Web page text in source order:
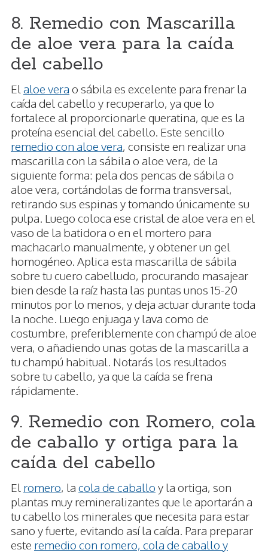
8. Remedio con Mascarilla
de aloe vera para la caída
del cabello
El aloe vera o sábila es excelente para frenar la
caída del cabello y recuperarlo, ya que lo
fortalece al proporcionarle queratina, que es la
proteína esencial del cabello. Este sencillo
remedio con aloe vera, consiste en realizar una
mascarilla con la sábila o aloe vera, de la
siguiente forma: pela dos pencas de sábila o
aloe vera, cortándolas de forma transversal,
retirando sus espinas y tomando únicamente su
pulpa. Luego coloca ese cristal de aloe vera en el
vaso de la batidora o en el mortero para
machacarlo manualmente, y obtener un gel
homogéneo. Aplica esta mascarilla de sábila
sobre tu cuero cabelludo, procurando masajear
bien desde la raíz hasta las puntas unos 15-20
minutos por lo menos, y deja actuar durante toda
la noche. Luego enjuaga y lava como de
costumbre, preferiblemente con champú de aloe
vera, o añadiendo unas gotas de la mascarilla a
tu champú habitual. Notarás los resultados
sobre tu cabello, ya que la caída se frena
rápidamente.
9. Remedio con Romero, cola
de caballo y ortiga para la
caída del cabello
El romero, la cola de caballo y la ortiga, son
plantas muy remineralizantes que le aportarán a
tu cabello los minerales que necesita para estar
sano y fuerte, evitando así la caída. Para preparar
este remedio con romero, cola de caballo y